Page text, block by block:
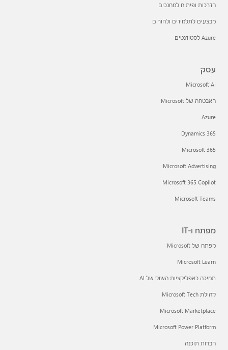
הדרכות ופיתוח למחנכים
מבצעים לתלמידים ולהורים
Azure לסטודנטים
עסק
Microsoft AI
האבטחה של Microsoft
Azure
Dynamics 365
Microsoft 365
Microsoft Advertising
Microsoft 365 Copilot
Microsoft Teams
מפתח ו-IT
מפתח של Microsoft
Microsoft Learn
תמיכה באפליקציות השוק של AI
קהילת Microsoft Tech
Microsoft Marketplace
Microsoft Power Platform
חברות תוכנה